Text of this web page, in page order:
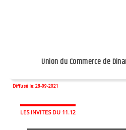
Union du Commerce de
Diffusé le: 28-09-2021
LES INVITES DU 11.12